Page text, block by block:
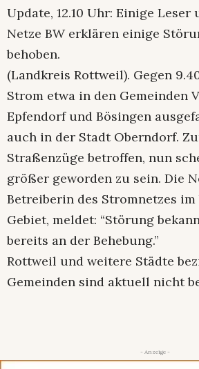
Update, 12.10 Uhr: Einige Leser
Netze BW erklären einige
behoben.
(Landkreis Rottweil). Gegen
Strom etwa in den Gemeinden
Epfendorf und Bösingen
auch in der Stadt Oberndorf.
Straßenzüge betroffen, nun
größer geworden zu sein. Die
Betreiberin des Stromnetzes
Gebiet, meldet: “Störung
bereits an der Behebung.”
Rottweil und weitere Städte
Gemeinden sind aktuell nicht
- Anzeige -